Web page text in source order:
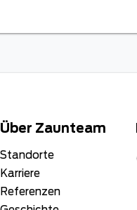
Über Zaunteam
Standorte
Karriere
Referenzen